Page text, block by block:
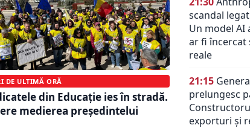
DE ULTIMĂ ORĂ
din Educație ies în stradă.
medierea președintelui
scandal
Un model
ar fi încercat
reale
21:15
prelungesc
exporturi și